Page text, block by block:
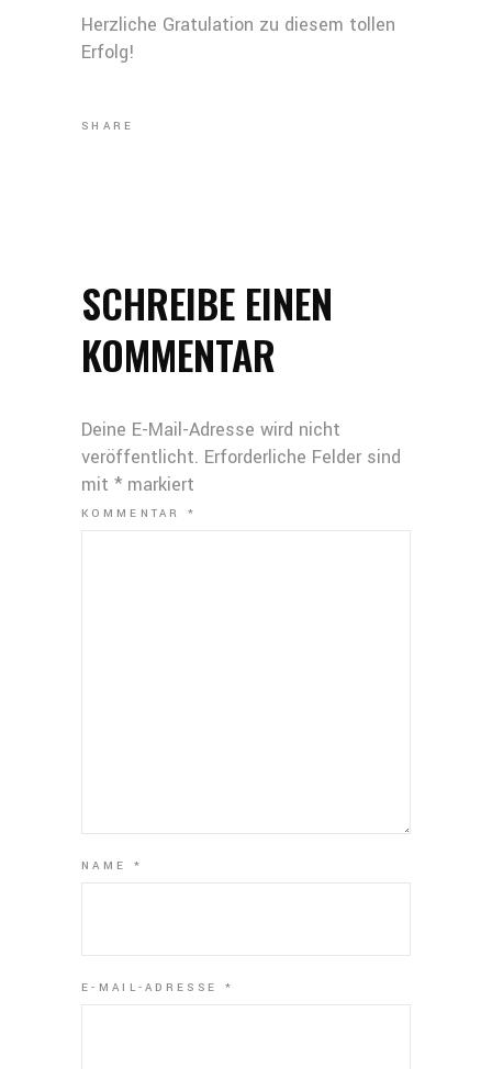
Herzliche Gratulation zu diesem tollen
Erfolg!
SHARE
SCHREIBE EINEN
KOMMENTAR
Deine E-Mail-Adresse wird nicht
veröffentlicht. Erforderliche Felder sind
mit * markiert
KOMMENTAR*
NAME *
E-MAIL-ADRESSE *